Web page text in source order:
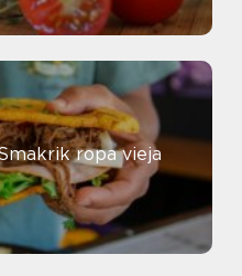
ropa vieja